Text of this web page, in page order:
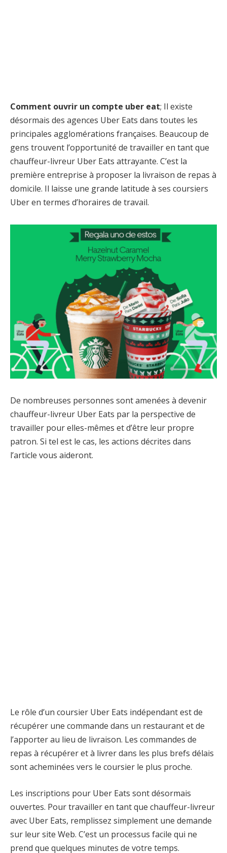
Comment ouvrir un compte uber eat; Il existe
désormais des agences Uber Eats dans toutes les
principales agglomérations françaises. Beaucoup de
gens trouvent l’opportunité de travailler en tant que
chauffeur-livreur Uber Eats attrayante. C’est la
première entreprise à proposer la livraison de repas à
domicile. Il laisse une grande latitude à ses coursiers
Uber en termes d’horaires de travail.
De nombreuses personnes sont amenées à devenir
chauffeur-livreur Uber Eats par la perspective de
travailler pour elles-mêmes et d’être leur propre
patron. Si tel est le cas, les actions décrites dans
l’article vous aideront.
Le rôle d’un coursier Uber Eats indépendant est de
récupérer une commande dans un restaurant et de
l’apporter au lieu de livraison. Les commandes de
repas à récupérer et à livrer dans les plus brefs délais
sont acheminées vers le coursier le plus proche.
Les inscriptions pour Uber Eats sont désormais
ouvertes. Pour travailler en tant que chauffeur-livreur
avec Uber Eats, remplissez simplement une demande
sur leur site Web. C’est un processus facile qui ne
prend que quelques minutes de votre temps.